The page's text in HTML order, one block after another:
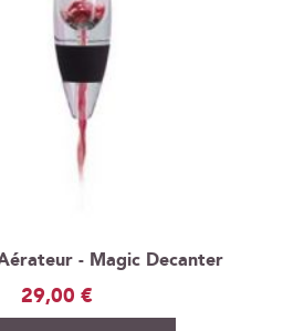
- Magic Decanter
29,00 €